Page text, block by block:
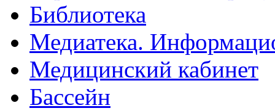
Библиотека
Медиатека.
Медицинский кабинет
Бассейн